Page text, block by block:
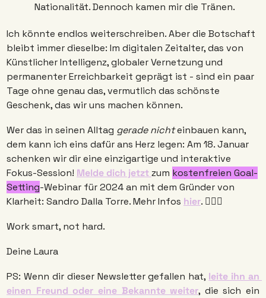
Nationalität. Dennoch kamen mir die Tränen.
Ich könnte endlos weiterschreiben. Aber die Botschaft
bleibt immer dieselbe: Im digitalen Zeitalter, das von
Künstlicher Intelligenz, globaler Vernetzung und
permanenter Erreichbarkeit geprägt ist - sind ein paar
Tage ohne genau das, vermutlich das schönste
Geschenk, das wir uns machen können.
Wer das in seinen Alltag gerade nicht einbauen kann,
dem kann ich eins dafür ans Herz legen: Am 18. Januar
schenken wir dir eine einzigartige und interaktive
Fokus-Session! Melde dich jetzt zum kostenfreien Goal-
Setting-Webinar für 2024 an mit dem Gründer von
Klarheit: Sandro Dalla Torre. Mehr Infos hier. 🧘🏼‍♀️
Work smart, not hard.
Deine Laura
PS: Wenn dir dieser Newsletter gefallen hat, leite ihn an
einen Freund oder eine Bekannte weiter, die sich ein